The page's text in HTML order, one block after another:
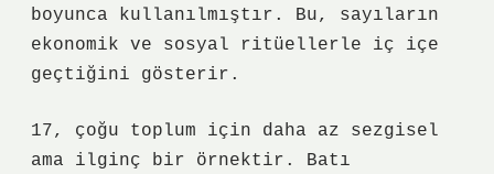
boyunca kullanılmıştır. Bu, sayıların
ekonomik ve sosyal ritüellerle iç içe
geçtiğini gösterir.
17, çoğu toplum için daha az sezgisel
ama ilginç bir örnektir. Batı